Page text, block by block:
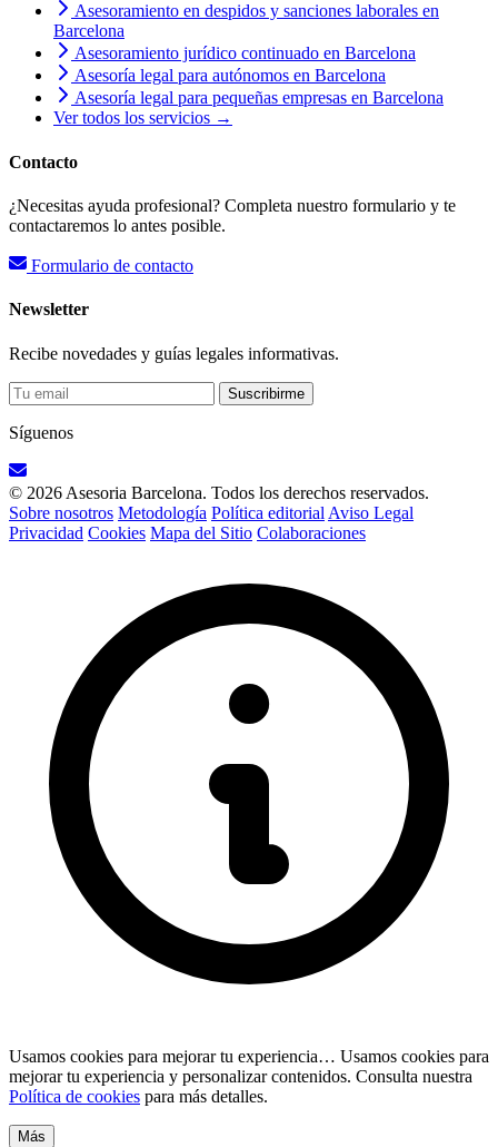
Asesoramiento en despidos y sanciones laborales en
Barcelona
Asesoramiento jurídico continuado en Barcelona
Asesoría legal para autónomos en Barcelona
Asesoría legal para pequeñas empresas en Barcelona
Ver todos los servicios →
Contacto
¿Necesitas ayuda profesional? Completa nuestro formulario y te
contactaremos lo antes posible.
Formulario de contacto
Newsletter
Recibe novedades y guías legales informativas.
Suscribirme
Síguenos
© 2026 Asesoria Barcelona. Todos los derechos reservados.
Sobre nosotros Metodología Política editorial Aviso Legal
Privacidad Cookies Mapa del Sitio Colaboraciones
Usamos cookies para mejorar tu experiencia… Usamos cookies para
mejorar tu experiencia y personalizar contenidos. Consulta nuestra
Política de cookies para más detalles.
Más